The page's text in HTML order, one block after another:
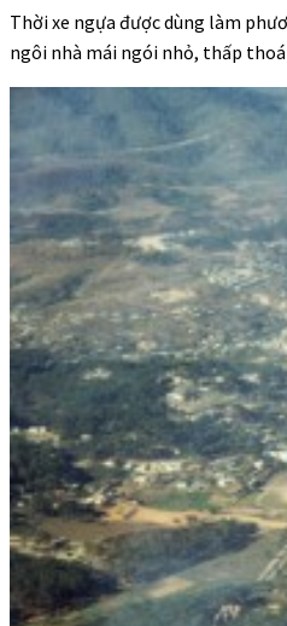
Thời xe ngựa được dùng làm
ngôi nhà mái ngói nhỏ, thấp